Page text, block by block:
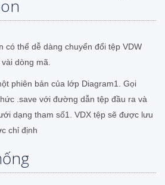
có thể dễ dàng chuyển đổi tệp VDW
dòng mã.
phiên bản của lớp Diagram1. Gọi
.save với đường dẫn tệp đầu ra và
dạng tham số1. VDX tệp sẽ được lưu
chỉ định